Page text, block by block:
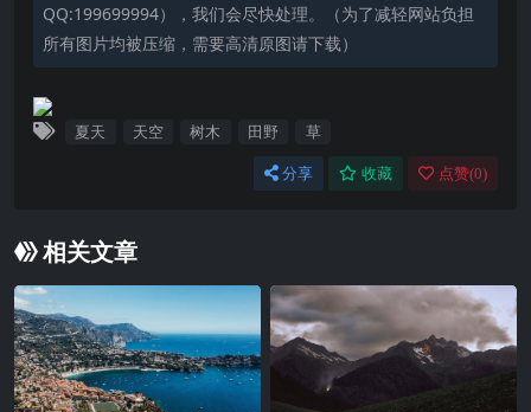
QQ:199699994），我们会尽快处理。（为了减轻网站负担
所有图片均被压缩，需要高清原图请下载）
夏天 天空 树木 田野 草
分享 收藏 点赞(0)
相关文章